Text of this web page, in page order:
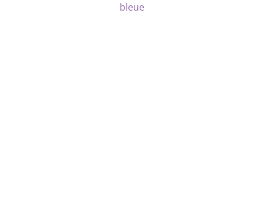
bleue